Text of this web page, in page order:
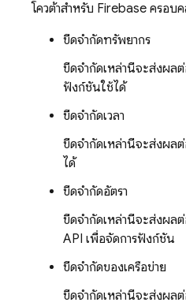
โควต้าสำหรับ Firebase ครอบ
ขีดจำกัดทรัพยากร
ขีดจำกัดเหล่านี้จะส่งผ
ฟังก์ชันใช้ได้
ขีดจำกัดเวลา
ขีดจำกัดเหล่านี้จะส่งผล
ได้
ขีดจำกัดอัตรา
ขีดจำกัดเหล่านี้จะส่งผล
API เพื่อจัดการฟังก์ชัน
ขีดจำกัดของเครือข่าย
ขีดจำกัดเหล่านี้จะส่งผล